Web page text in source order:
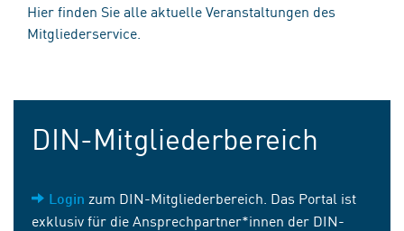
Hier finden Sie alle aktuelle Veranstaltungen des
Mitgliederservice.
DIN-Mitgliederbereich
Login zum DIN-Mitgliederbereich. Das Portal ist
exklusiv für die Ansprechpartner*innen der DIN-